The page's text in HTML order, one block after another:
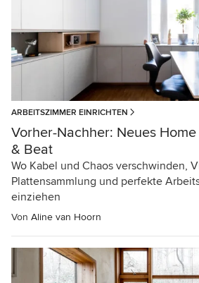
ARBEITSZIMMER EINRICHTEN
Vorher-Nachher: Neues
& Beat
Wo Kabel und Chaos verschwinden,
Plattensammlung und perfekte
einziehen
Von Aline van Hoorn